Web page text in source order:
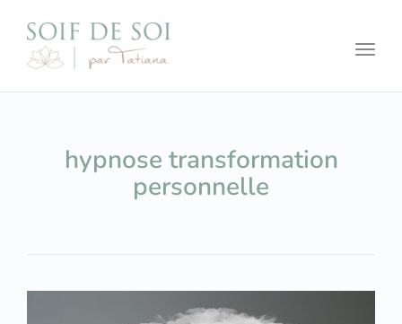
hypnose transformation
personnelle